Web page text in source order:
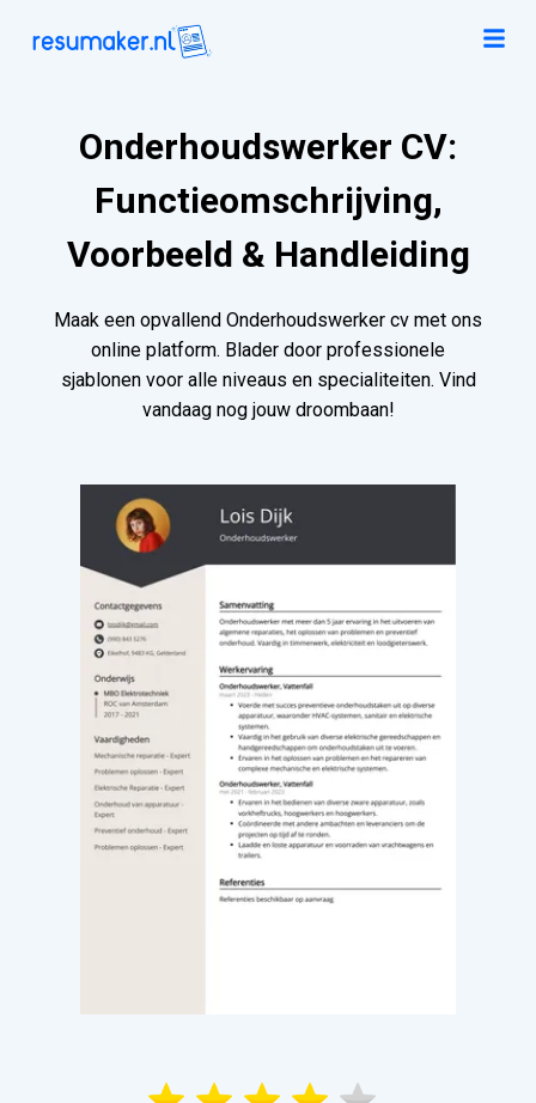
Onderhoudswerker CV:
Functieomschrijving,
Voorbeeld & Handleiding
Maak een opvallend Onderhoudswerker cv met ons
online platform. Blader door professionele
sjablonen voor alle niveaus en specialiteiten. Vind
vandaag nog jouw droombaan!